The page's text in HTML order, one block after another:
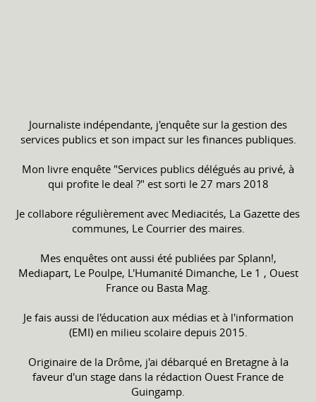
Journaliste indépendante, j'enquête sur la gestion des
services publics et son impact sur les finances publiques.
Mon livre enquête "Services publics délégués au privé, à
qui profite le deal ?" est sorti le 27 mars 2018
Je collabore régulièrement avec Mediacités, La Gazette des
communes, Le Courrier des maires.
Mes enquêtes ont aussi été publiées par Splann!,
Mediapart, Le Poulpe, L'Humanité Dimanche, Le 1 , Ouest
France ou Basta Mag.
Je fais aussi de l'éducation aux médias et à l'information
(EMI) en milieu scolaire depuis 2015.
Originaire de la Drôme, j'ai débarqué en Bretagne à la
faveur d'un stage dans la rédaction Ouest France de
Guingamp.